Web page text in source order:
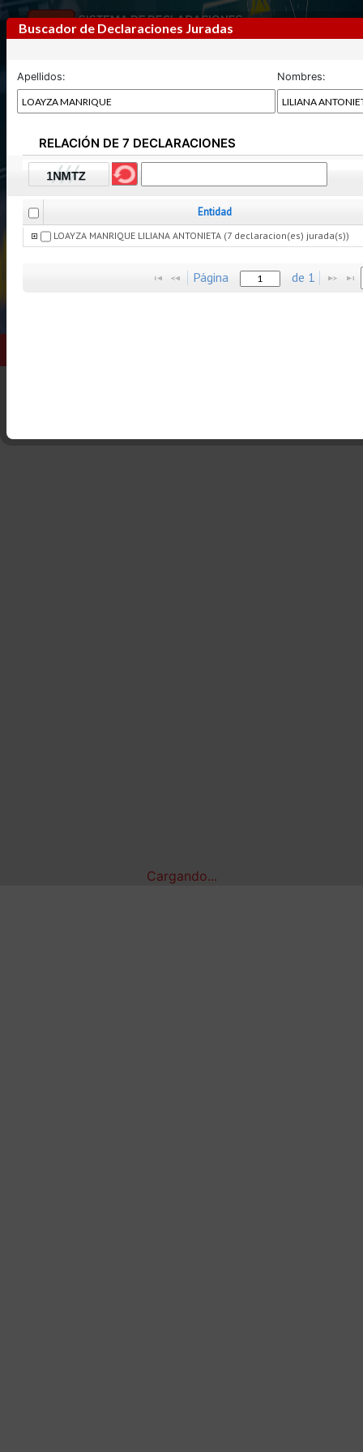
Previous
Buscador de Declaraciones Juradas
Apellidos: Nombres:
RELACIÓN DE 7 DECLARACIONES
Entidad
LOAYZA MANRIQUE LILIANA ANTONIETA (7 declaracion(es) jurada(s))
Página de 1